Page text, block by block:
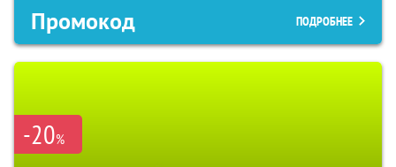
Промокод ПОДРОБНЕЕ
-20%